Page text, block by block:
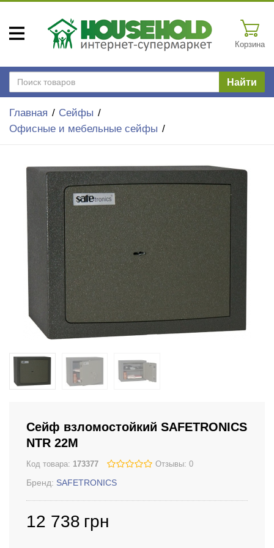
Корзина
Найти
Главная
Сейфы
Офисные и мебельные сейфы
Сейф взломостойкий SAFETRONICS
NTR 22M
Код товара: 173377 Отзывы: 0
Бренд: SAFETRONICS
12 738 грн